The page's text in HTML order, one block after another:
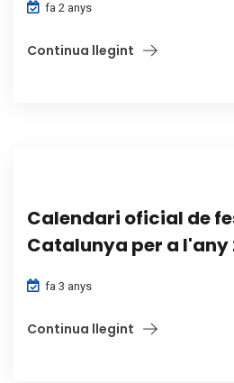
fa 2 anys
Continua llegint
Calendari oficial de
Catalunya per a l'any
fa 3 anys
Continua llegint